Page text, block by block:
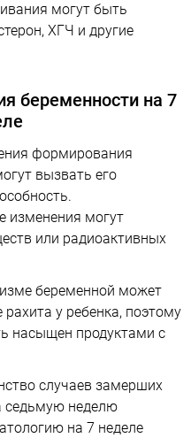
могут быть
ХГЧ и другие
беременности на 7
формирования
вызвать его
изменения могут
или радиоактивных
беременной может
у ребенка, поэтому
насыщен продуктами с
случаев замерших
седьмую неделю
на 7 неделе